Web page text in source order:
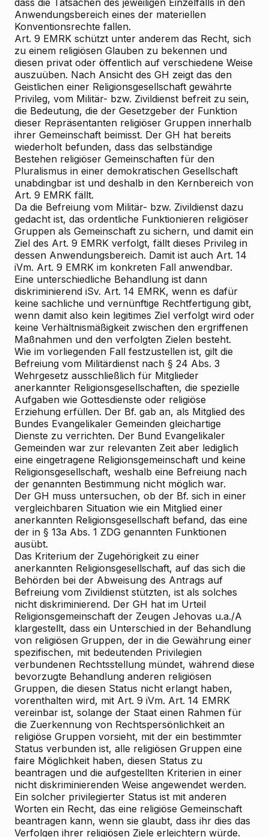
dass die Tatsachen des jeweiligen Einzelfalls in den
Anwendungsbereich eines der materiellen
Konventionsrechte fallen.
Art. 9 EMRK schützt unter anderem das Recht, sich
zu einem religiösen Glauben zu bekennen und
diesen privat oder öffentlich auf verschiedene Weise
auszuüben. Nach Ansicht des GH zeigt das den
Geistlichen einer Religionsgesellschaft gewährte
Privileg, vom Militär- bzw. Zivildienst befreit zu sein,
die Bedeutung, die der Gesetzgeber der Funktion
dieser Repräsentanten religiöser Gruppen innerhalb
ihrer Gemeinschaft beimisst. Der GH hat bereits
wiederholt befunden, dass das selbständige
Bestehen religiöser Gemeinschaften für den
Pluralismus in einer demokratischen Gesellschaft
unabdingbar ist und deshalb in den Kernbereich von
Art. 9 EMRK fällt.
Da die Befreiung vom Militär- bzw. Zivildienst dazu
gedacht ist, das ordentliche Funktionieren religiöser
Gruppen als Gemeinschaft zu sichern, und damit ein
Ziel des Art. 9 EMRK verfolgt, fällt dieses Privileg in
dessen Anwendungsbereich. Damit ist auch Art. 14
iVm. Art. 9 EMRK im konkreten Fall anwendbar.
Eine unterschiedliche Behandlung ist dann
diskriminierend iSv. Art. 14 EMRK, wenn es dafür
keine sachliche und vernünftige Rechtfertigung gibt,
wenn damit also kein legitimes Ziel verfolgt wird oder
keine Verhältnismäßigkeit zwischen den ergriffenen
Maßnahmen und den verfolgten Zielen besteht.
Wie im vorliegenden Fall festzustellen ist, gilt die
Befreiung vom Militärdienst nach § 24 Abs. 3
Wehrgesetz ausschließlich für Mitglieder
anerkannter Religionsgesellschaften, die spezielle
Aufgaben wie Gottesdienste oder religiöse
Erziehung erfüllen. Der Bf. gab an, als Mitglied des
Bundes Evangelikaler Gemeinden gleichartige
Dienste zu verrichten. Der Bund Evangelikaler
Gemeinden war zur relevanten Zeit aber lediglich
eine eingetragene Religionsgemeinschaft und keine
Religionsgesellschaft, weshalb eine Befreiung nach
der genannten Bestimmung nicht möglich war.
Der GH muss untersuchen, ob der Bf. sich in einer
vergleichbaren Situation wie ein Mitglied einer
anerkannten Religionsgesellschaft befand, das eine
der in § 13a Abs. 1 ZDG genannten Funktionen
ausübt.
Das Kriterium der Zugehörigkeit zu einer
anerkannten Religionsgesellschaft, auf das sich die
Behörden bei der Abweisung des Antrags auf
Befreiung vom Zivildienst stützten, ist als solches
nicht diskriminierend. Der GH hat im Urteil
Religionsgemeinschaft der Zeugen Jehovas u.a./A
klargestellt, dass ein Unterschied in der Behandlung
von religiösen Gruppen, der in die Gewährung einer
spezifischen, mit bedeutenden Privilegien
verbundenen Rechtsstellung mündet, während diese
bevorzugte Behandlung anderen religiösen
Gruppen, die diesen Status nicht erlangt haben,
vorenthalten wird, mit Art. 9 iVm. Art. 14 EMRK
vereinbar ist, solange der Staat einen Rahmen für
die Zuerkennung von Rechtspersönlichkeit an
religiöse Gruppen vorsieht, mit der ein bestimmter
Status verbunden ist, alle religiösen Gruppen eine
faire Möglichkeit haben, diesen Status zu
beantragen und die aufgestellten Kriterien in einer
nicht diskriminierenden Weise angewendet werden.
Ein solcher privilegierter Status ist mit anderen
Worten ein Recht, das eine religiöse Gemeinschaft
beantragen kann, wenn sie glaubt, dass ihr dies das
Verfolgen ihrer religiösen Ziele erleichtern würde.